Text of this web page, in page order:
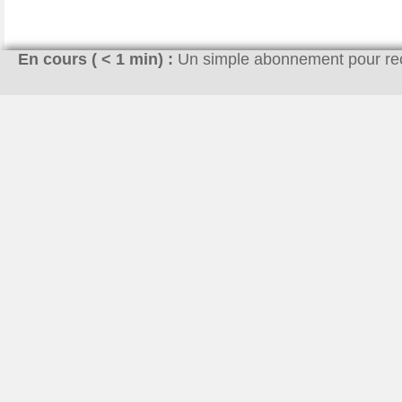
En cours ( < 1 min) : Un simple abonnement pour